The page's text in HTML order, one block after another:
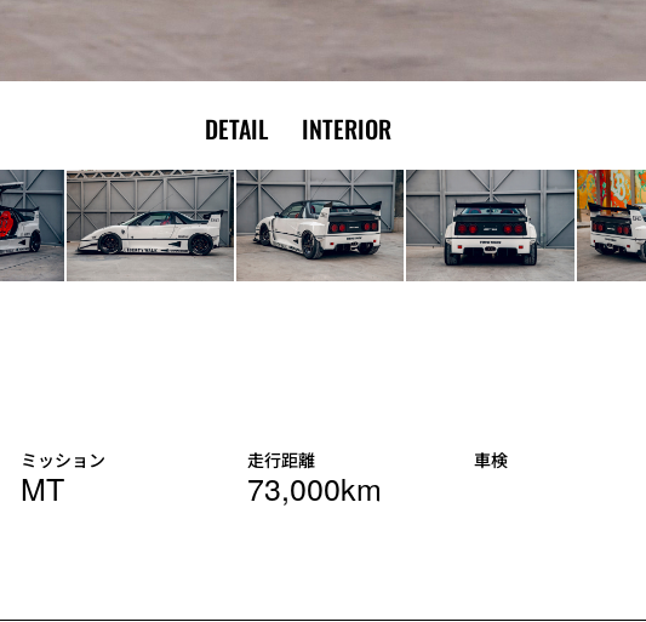
DETAIL INTERIOR
ミッション
MT
走行距離
73,000km
車検